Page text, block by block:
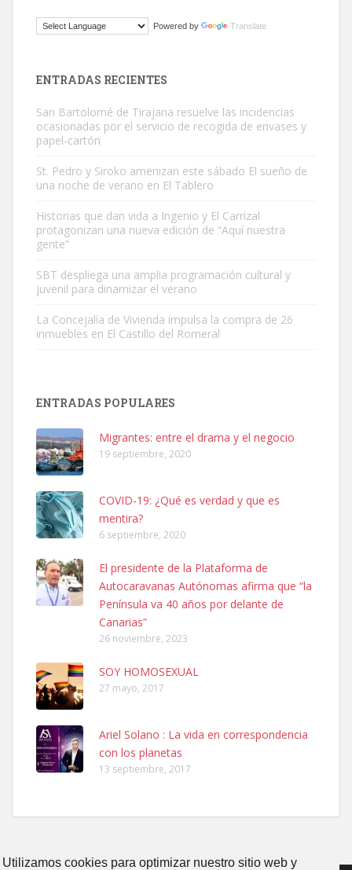
Utilizamos cookies para optimizar nuestro sitio web y
Este gato macho ha aparecido en la calle hace menos de un mes,
Busco adopción responsable para mi perra. Pastor alemán,
hembra, 4 años. Por motivos personales ...
Leales.org » Gran Canaria
Leales.org » Gran Canaria
Ninfa perdida
El día 5 se los perdió una ninfa papillera, asustada tiene miedo a la
calle, se perdió por la zon...
Leales.org » Gran Canaria
6.7.2025
Adopcion
Busco casa de acogida para mi perrita ya que por temas de trabajo
no la puedo tener. Solo gente r...
Powered by Translate
ENTRADAS RECIENTES
San Bartolomé de Tirajana resuelve las incidencias
ocasionadas por el servicio de recogida de envases y
papel-cartón
St. Pedro y Siroko amenizan este sábado El sueño de
una noche de verano en El Tablero
Historias que dan vida a Ingenio y El Carrizal
protagonizan una nueva edición de “Aquí nuestra
gente”
SBT despliega una amplia programación cultural y
juvenil para dinamizar el verano
La Concejalía de Vivienda impulsa la compra de 26
inmuebles en El Castillo del Romeral
ENTRADAS POPULARES
Migrantes: entre el drama y el negocio
19 septiembre, 2020
COVID-19: ¿Qué es verdad y que es
mentira?
6 septiembre, 2020
El presidente de la Plataforma de
Autocaravanas Autónomas afirma que “la
Península va 40 años por delante de
Canarias”
26 noviembre, 2023
SOY HOMOSEXUAL
27 mayo, 2017
Ariel Solano : La vida en correspondencia
con los planetas
13 septiembre, 2017